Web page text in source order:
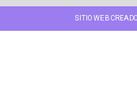
SITIO WEB